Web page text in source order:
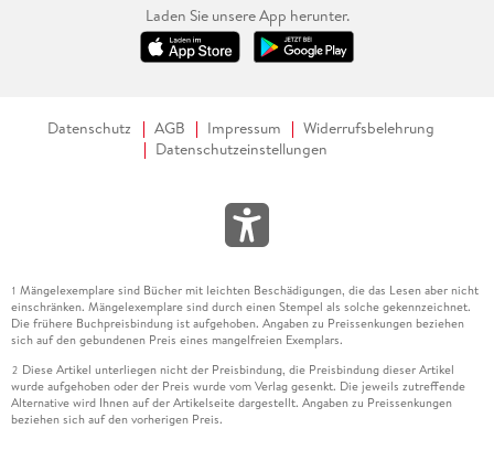
Laden Sie unsere App herunter.
Datenschutz AGB Impressum
Widerrufsbelehrung
Datenschutzeinstellungen
1 Mängelexemplare sind Bücher mit leichten Beschädigungen, die das Lesen aber nicht
einschränken. Mängelexemplare sind durch einen Stempel als solche gekennzeichnet.
Die frühere Buchpreisbindung ist aufgehoben. Angaben zu Preissenkungen beziehen
sich auf den gebundenen Preis eines mangelfreien Exemplars.
2 Diese Artikel unterliegen nicht der Preisbindung, die Preisbindung dieser Artikel
wurde aufgehoben oder der Preis wurde vom Verlag gesenkt. Die jeweils zutreffende
Alternative wird Ihnen auf der Artikelseite dargestellt. Angaben zu Preissenkungen
beziehen sich auf den vorherigen Preis.